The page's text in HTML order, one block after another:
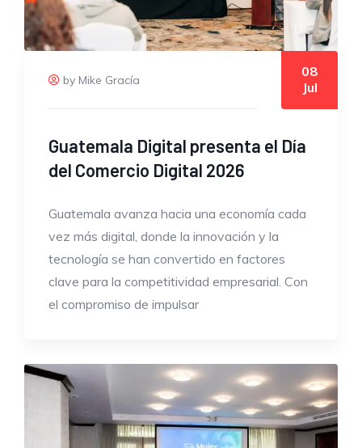
by Mike Gracía
08
Jul
Guatemala Digital presenta el Día
del Comercio Digital 2026
Guatemala avanza hacia una economía cada
vez más digital, donde la innovación y la
tecnología se han convertido en factores
clave para la competitividad empresarial. Con
el compromiso de impulsar